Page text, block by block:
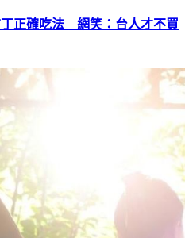
正確吃法 網笑：台人才不買